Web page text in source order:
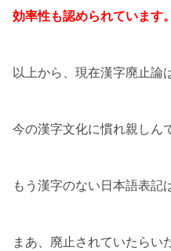
効率性も認められています。
以上から、現在漢字廃止論
今の漢字文化に慣れ親しん
もう漢字のない日本語表記
まあ、廃止されていたらい